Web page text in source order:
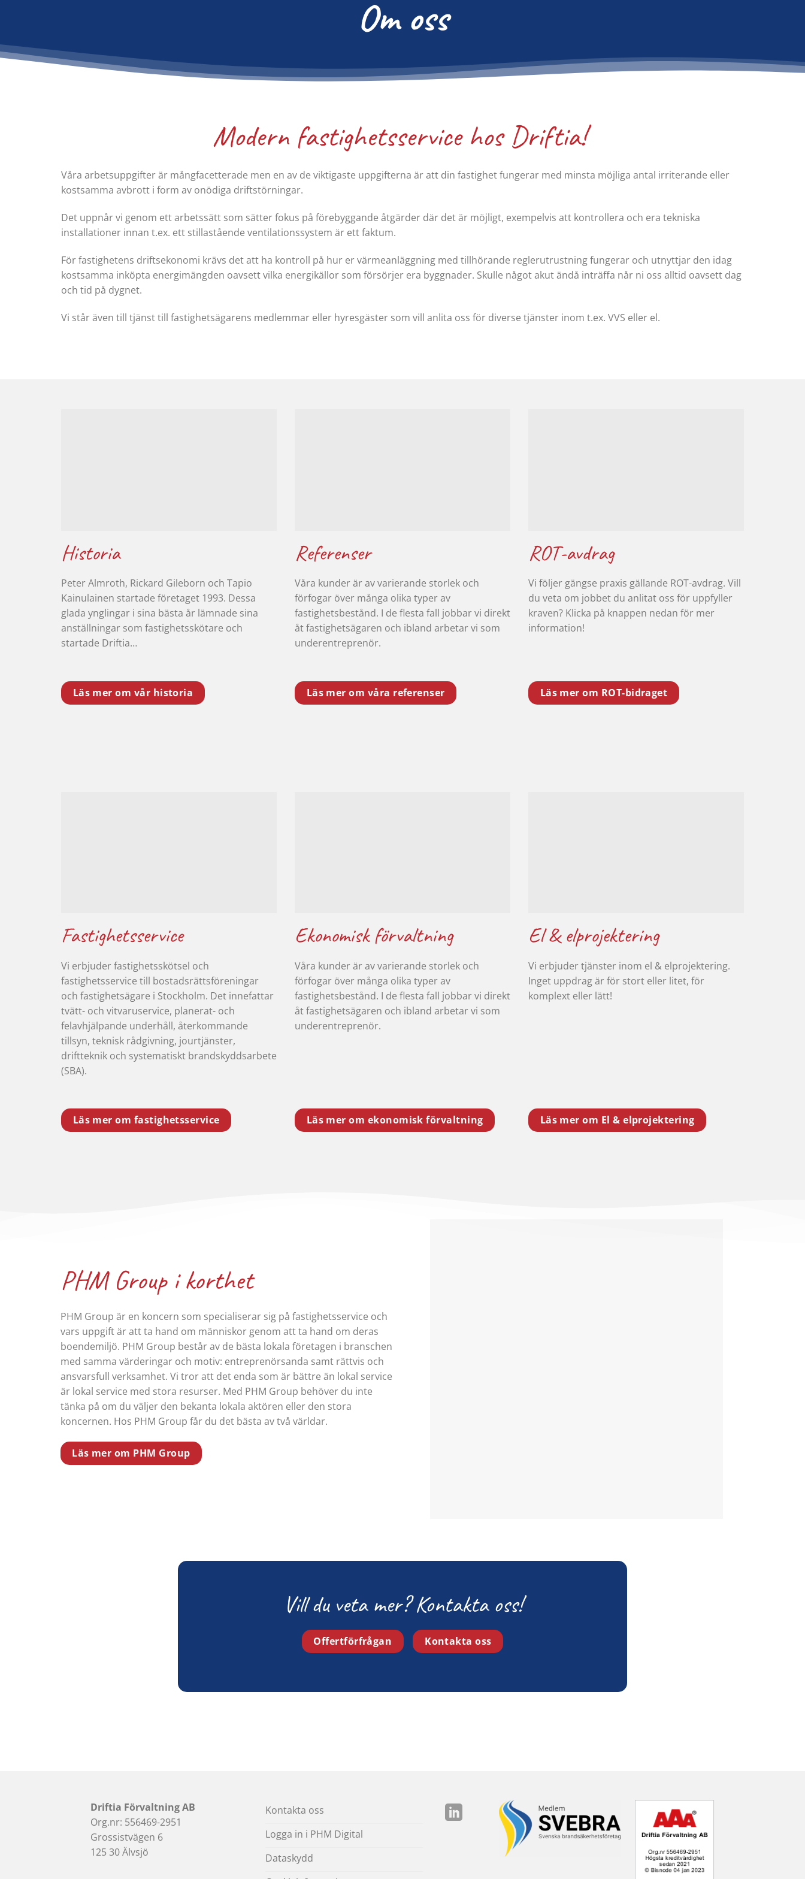
Om oss
Modern fastighetsservice hos Driftia!
Våra arbetsuppgifter är mångfacetterade men en av de viktigaste uppgifterna är att din fastighet fungerar med minsta möjliga antal irriterande eller
kostsamma avbrott i form av onödiga driftstörningar.
Det uppnår vi genom ett arbetssätt som sätter fokus på förebyggande åtgärder där det är möjligt, exempelvis att kontrollera och era tekniska
installationer innan t.ex. ett stillastående ventilationssystem är ett faktum.
För fastighetens driftsekonomi krävs det att ha kontroll på hur er värmeanläggning med tillhörande reglerutrustning fungerar och utnyttjar den idag
kostsamma inköpta energimängden oavsett vilka energikällor som försörjer era byggnader. Skulle något akut ändå inträffa når ni oss alltid oavsett dag
och tid på dygnet.
Vi står även till tjänst till fastighetsägarens medlemmar eller hyresgäster som vill anlita oss för diverse tjänster inom t.ex. VVS eller el.
Historia
Peter Almroth, Rickard Gileborn och Tapio
Kainulainen startade företaget 1993. Dessa
glada ynglingar i sina bästa år lämnade sina
anställningar som fastighetsskötare och
startade Driftia…
Referenser
Våra kunder är av varierande storlek och
förfogar över många olika typer av
fastighetsbestånd. I de flesta fall jobbar vi direkt
åt fastighetsägaren och ibland arbetar vi som
underentreprenör.
ROT-avdrag
Vi följer gängse praxis gällande ROT-avdrag. Vill
du veta om jobbet du anlitat oss för uppfyller
kraven? Klicka på knappen nedan för mer
information!
Läs mer om vår historia Läs mer om våra referenser Läs mer om ROT-bidraget
Fastighetsservice
Vi erbjuder fastighetsskötsel och
fastighetsservice till bostadsrättsföreningar
och fastighetsägare i Stockholm. Det innefattar
tvätt- och vitvaruservice, planerat- och
felavhjälpande underhåll, återkommande
tillsyn, teknisk rådgivning, jourtjänster,
driftteknik och systematiskt brandskyddsarbete
(SBA).
Ekonomisk förvaltning
Våra kunder är av varierande storlek och
förfogar över många olika typer av
fastighetsbestånd. I de flesta fall jobbar vi direkt
åt fastighetsägaren och ibland arbetar vi som
underentreprenör.
El & elprojektering
Vi erbjuder tjänster inom el & elprojektering.
Inget uppdrag är för stort eller litet, för
komplext eller lätt!
Läs mer om fastighetsservice Läs mer om ekonomisk förvaltning Läs mer om El & elprojektering
PHM Group i korthet
PHM Group är en koncern som specialiserar sig på fastighetsservice och
vars uppgift är att ta hand om människor genom att ta hand om deras
boendemiljö. PHM Group består av de bästa lokala företagen i branschen
med samma värderingar och motiv: entreprenörsanda samt rättvis och
ansvarsfull verksamhet. Vi tror att det enda som är bättre än lokal service
är lokal service med stora resurser. Med PHM Group behöver du inte
tänka på om du väljer den bekanta lokala aktören eller den stora
koncernen. Hos PHM Group får du det bästa av två världar.
Läs mer om PHM Group
Vill du veta mer? Kontakta oss!
Offertförfrågan Kontakta oss
Driftia Förvaltning AB
Org.nr: 556469-2951
Grossistvägen 6
125 30 Älvsjö
Kontakta oss
Logga in i PHM Digital
Dataskydd